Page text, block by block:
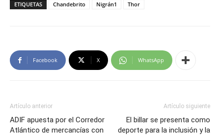
ETIQUETAS Chandebrito Nigrán1 Thor
Facebook X WhatsApp
Artículo anterior
ADIF apuesta por el Corredor
Atlántico de mercancías con
Artículo siguiente
El billar se presenta como
deporte para la inclusión y la